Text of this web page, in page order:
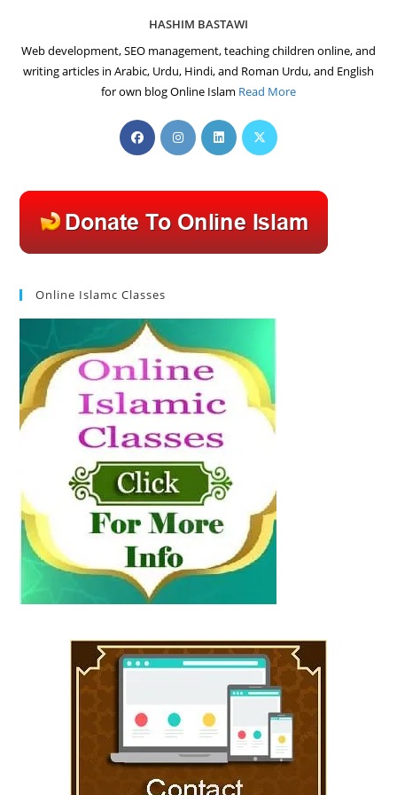
HASHIM BASTAWI
Web development, SEO management, teaching children online, and
writing articles in Arabic, Urdu, Hindi, and Roman Urdu, and English
for own blog Online Islam Read More
Opens
in
tab
Opens
in
tab
Opens
in
tab
Opens
tab
Online Islamc Classes